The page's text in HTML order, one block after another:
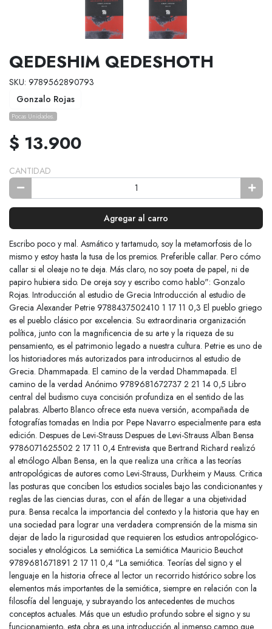
QEDESHIM QEDESHOTH
SKU: 9789562890793
Gonzalo Rojas
Pocas Unidades.
$ 13.900
CANTIDAD
Agregar al carro
Escribo poco y mal. Asmático y tartamudo, soy la metamorfosis de lo
mismo y estoy hasta la tusa de los premios. Preferible callar. Pero cómo
callar si el oleaje no te deja. Más claro, no soy poeta de papel, ni de
papiro hubiera sido. De oreja soy y escribo como hablo": Gonzalo
Rojas. Introducción al estudio de Grecia Introducción al estudio de
Grecia Alexander Petrie 9788437502410 1 17 11 0,3 El pueblo griego
es el pueblo clásico por excelencia. Su extraordinaria organización
política, junto con la magnificencia de su arte y la riqueza de su
pensamiento, es el patrimonio legado a nuestra cultura. Petrie es uno de
los historiadores más autorizados para introducirnos al estudio de
Grecia. Dhammapada. El camino de la verdad Dhammapada. El
camino de la verdad Anónimo 9789681672737 2 21 14 0,5 Libro
central del budismo cuya concisión profundiza en el sentido de las
palabras. Alberto Blanco ofrece esta nueva versión, acompañada de
fotografías tomadas en India por Pepe Navarro especialmente para esta
edición. Despues de Levi-Strauss Despues de Levi-Strauss Alban Bensa
9786071625502 2 17 11 0,4 Entrevista que Bertrand Richard realizó
al etnólogo Alban Bensa, en la que realiza una crítica a las teorías
antropológicas de autores como Levi-Strauss, Durkheim y Mauss. Critica
las posturas que conciben los estudios sociales bajo las condicionantes y
reglas de las ciencias duras, con el afán de llegar a una objetividad
pura. Bensa recalca la importancia del contexto y la historia que hay en
una sociedad para lograr una verdadera comprensión de la misma sin
dejar de lado la rigurosidad que requieren los estudios antropológico-
sociales y etnológicos. La semiótica La semiótica Mauricio Beuchot
9789681671891 2 17 11 0,4 "La semiótica. Teorías del signo y el
lenguaje en la historia ofrece al lector un recorrido histórico sobre los
elementos más importantes de la semiótica, siempre en relación con la
filosofía del lenguaje, y subrayando los antecedentes de muchos
conceptos actuales. Más que un estudio profundo sobre el signo y su
funcionamiento, esta obra es una introducción al inmenso campo que